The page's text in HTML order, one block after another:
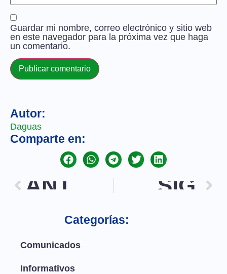
Guardar mi nombre, correo electrónico y sitio web
en este navegador para la próxima vez que haga
un comentario.
Categorías:
Comunicados
Informativos
Autor:
Daguas
Comparte en:
ANT. SIG.